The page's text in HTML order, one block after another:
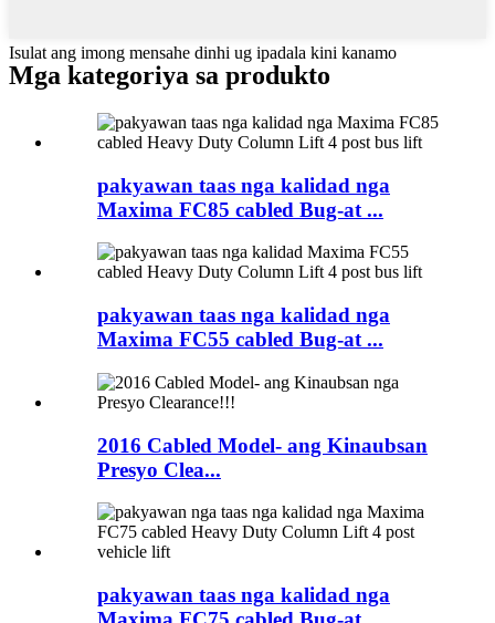
Isulat ang imong mensahe dinhi ug ipadala kini kanamo
Mga kategoriya sa produkto
pakyawan taas nga kalidad nga
Maxima FC85 cabled Bug-at ...
pakyawan taas nga kalidad nga
Maxima FC55 cabled Bug-at ...
2016 Cabled Model- ang Kinaubsan
Presyo Clea...
pakyawan taas nga kalidad nga